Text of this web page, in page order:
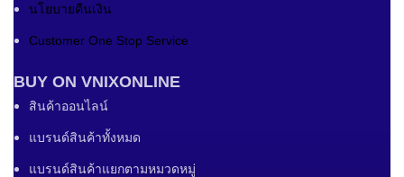
นโยบายคืนเงิน
Customer One Stop Service
BUY ON VNIXONLINE
สินค้าออนไลน์
แบรนด์สินค้าทั้งหมด
แบรนด์สินค้าแยกตามหมวดหมู่